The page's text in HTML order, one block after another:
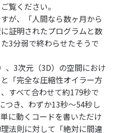
覧ください。
が、「人間なら数ヶ月から
証明されたプログラムと数
3分弱で終わらせたそうで
、3次元（3D）の空間におけ
「完全な圧縮性オイラー方
すべて合わせて約179秒で
つき、わずか13秒〜54秒し
に動くコードを書いただけ
法則に対して「絶対に間違